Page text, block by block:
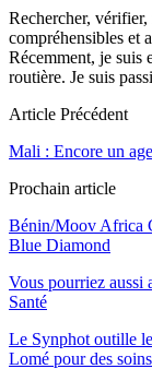
Rechercher,
compréhensibles et
Récemment, je suis
routière. Je suis
Article Précédent
Mali : Encore un
Prochain article
Bénin/Moov Africa
Blue Diamond
Vous pourriez aussi
Santé
Le Synphot outille
Lomé pour des